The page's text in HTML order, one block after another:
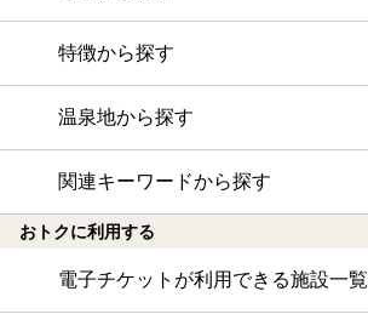
特徴から探す
温泉地から探す
関連キーワードから探す
おトクに利用する
電子チケットが利用できる施設一覧